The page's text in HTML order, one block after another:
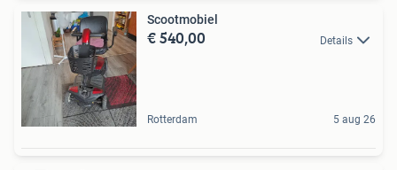
Scootmobiel
€ 540,00 Details
Rotterdam 5 aug 26